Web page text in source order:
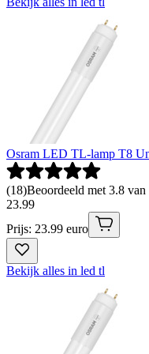
Osram LED TL-lamp T8
(18)Beoordeeld met 3.8
23.99
Prijs: 23.99 euro
Bekijk alles in led tl